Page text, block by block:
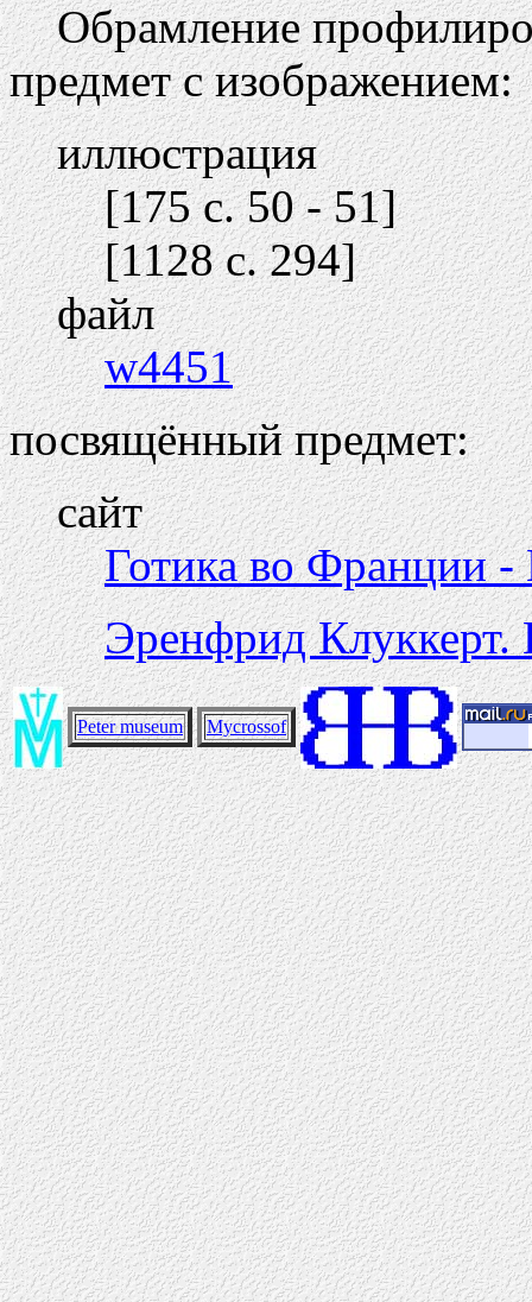
Обрамление
предмет с изображением:
иллюстрация
[175 c. 50 - 51]
[1128 c. 294]
файл
w4451
посвящённый предмет:
сайт
Готика во Франции -
Эренфрид Клуккерт.
Peter museum Mycrossof